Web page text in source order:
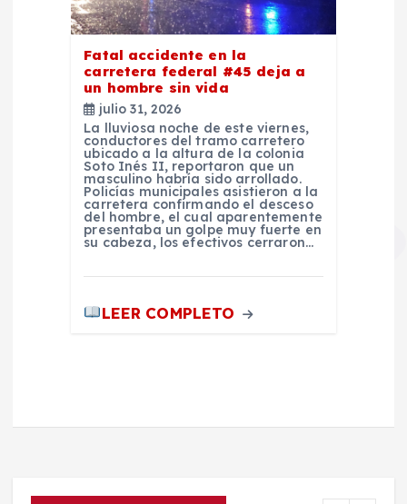
Fatal accidente en la
carretera federal #45 deja a
un hombre sin vida
julio 31, 2026
La lluviosa noche de este viernes,
conductores del tramo carretero
ubicado a la altura de la colonia
Soto Inés II, reportaron que un
masculino habría sido arrollado.
Policías municipales asistieron a la
carretera confirmando el desceso
del hombre, el cual aparentemente
presentaba un golpe muy fuerte en
su cabeza, los efectivos cerraron…
LEER COMPLETO